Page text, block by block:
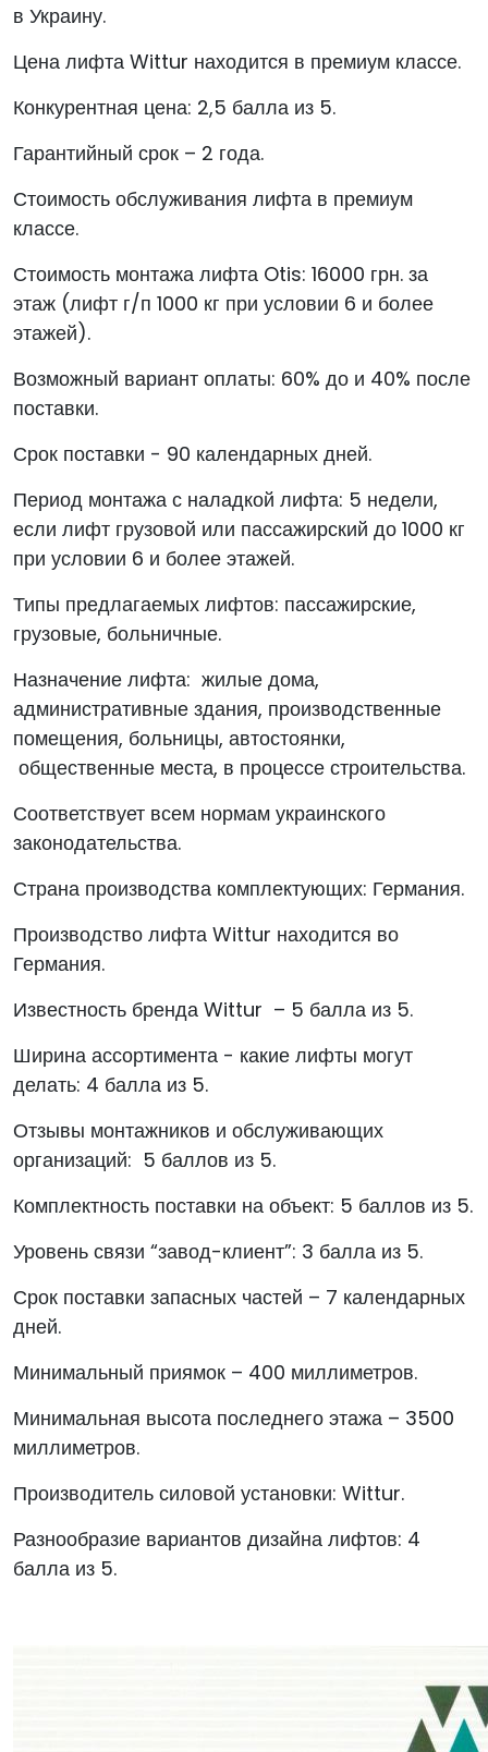
в Украину.
Цена лифта Wittur находится в премиум классе.
Конкурентная цена: 2,5 балла из 5.
Гарантийный срок – 2 года.
Стоимость обслуживания лифта в премиум
классе.
Стоимость монтажа лифта Otis: 16000 грн. за
этаж (лифт г/п 1000 кг при условии 6 и более
этажей).
Возможный вариант оплаты: 60% до и 40% после
поставки.
Срок поставки - 90 календарных дней.
Период монтажа с наладкой лифта: 5 недели,
если лифт грузовой или пассажирский до 1000 кг
при условии 6 и более этажей.
Типы предлагаемых лифтов: пассажирские,
грузовые, больничные.
Назначение лифта: жилые дома,
административные здания, производственные
помещения, больницы, автостоянки,
общественные места, в процессе строительства.
Соответствует всем нормам украинского
законодательства.
Страна производства комплектующих: Германия.
Производство лифта Wittur находится во
Германия.
Известность бренда Wittur – 5 балла из 5.
Ширина ассортимента - какие лифты могут
делать: 4 балла из 5.
Отзывы монтажников и обслуживающих
организаций: 5 баллов из 5.
Комплектность поставки на объект: 5 баллов из 5.
Уровень связи “завод-клиент”: 3 балла из 5.
Срок поставки запасных частей – 7 календарных
дней.
Минимальный приямок – 400 миллиметров.
Минимальная высота последнего этажа – 3500
миллиметров.
Производитель силовой установки: Wittur.
Разнообразие вариантов дизайна лифтов: 4
балла из 5.